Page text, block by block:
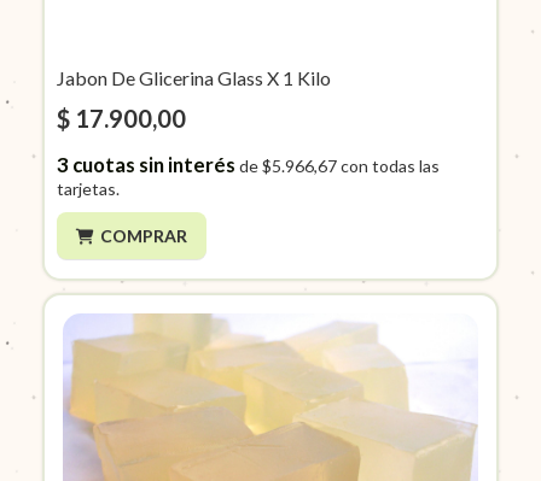
Jabon De Glicerina Glass X 1 Kilo
$ 17.900,00
3cuotas sin interés de$5.966,67con todas las
tarjetas.
COMPRAR